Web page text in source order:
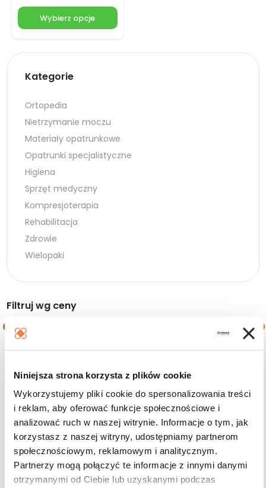
Niniejsza strona korzysta z plików cookie
Wykorzystujemy pliki cookie do spersonalizowania treści
i reklam, aby oferować funkcje społecznościowe i
analizować ruch w naszej witrynie. Informacje o tym, jak
korzystasz z naszej witryny, udostępniamy partnerom
społecznościowym, reklamowym i analitycznym.
Partnerzy mogą połączyć te informacje z innymi danymi
otrzymanymi od Ciebie lub uzyskanymi podczas
Wybierz opcje
Kategorie
Ortopedia
Nietrzymanie moczu
Materiały opatrunkowe
Opatrunki specjalistyczne
Higiena
Sprzęt medyczny
Kompresjoterapia
Rehabilitacja
Zdrowie
Wielopaki
Filtruj wg ceny
Filtruj
Darmowa dostawa
od 200zł